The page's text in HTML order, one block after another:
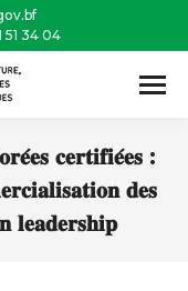
51 34 04
𝐜𝐞𝐫𝐭𝐢𝐟𝐢𝐞́𝐞𝐬 :
𝐝𝐞𝐬
𝐥𝐞𝐚𝐝𝐞𝐫𝐬𝐡𝐢𝐩